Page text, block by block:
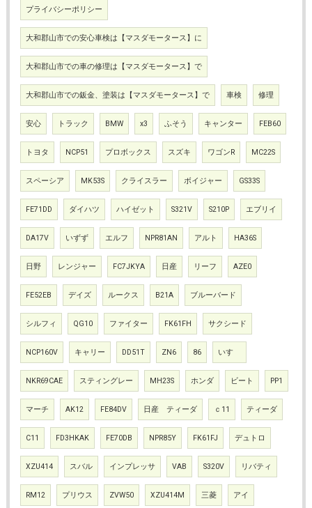
プライバシーポリシー
大和郡山市での安心車検は【マスダモータース】に
大和郡山市での車の修理は【マスダモータース】で
大和郡山市での鈑金、塗装は【マスダモータース】で 車検 修理
安心 トラック BMW x3 ふそう キャンター FEB60
トヨタ NCP51 プロボックス スズキ ワゴンR MC22S
スペーシア MK53S クライスラー ボイジャー GS33S
FE71DD ダイハツ ハイゼット S321V S210P エブリイ
DA17V いずず エルフ NPR81AN アルト HA36S
日野 レンジャー FC7JKYA 日産 リーフ AZE0
FE52EB デイズ ルークス B21A ブルーバード
シルフィ QG10 ファイター FK61FH サクシード
NCP160V キャリー DD51T ZN6 86 いすゞ
NKR69CAE スティングレー MH23S ホンダ ビート PP1
マーチ AK12 FE84DV 日産 ティーダ ｃ11 ティーダ
C11 FD3HKAK FE70DB NPR85Y FK61FJ デュトロ
XZU414 スバル インプレッサ VAB S320V リバティ
RM12 プリウス ZVW50 XZU414M 三菱 アイ